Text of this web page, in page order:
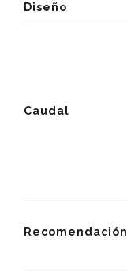
Diseño
Caudal
Recomendación